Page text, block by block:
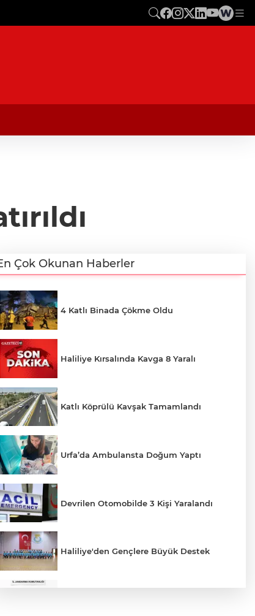
Çok Okunan Haberler
4 Katlı Binada Çökme Oldu
Haliliye Kırsalında Kavga 8 Yaralı
Katlı Köprülü Kavşak Tamamlandı
Urfa’da Ambulansta Doğum Yaptı
Devrilen Otomobilde 3 Kişi Yaralandı
Haliliye'den Gençlere Büyük Destek